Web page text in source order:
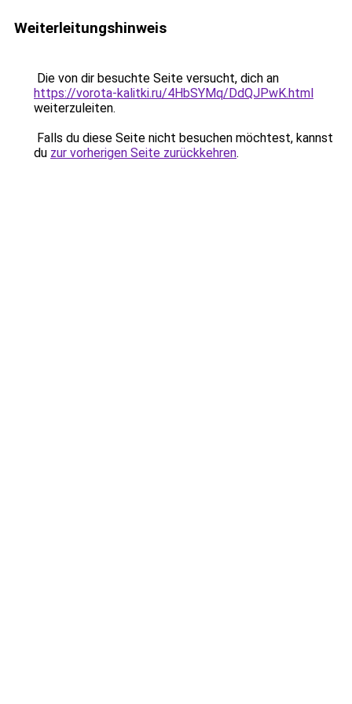
Weiterleitungshinweis
Die von dir besuchte Seite versucht, dich an
https://vorota-kalitki.ru/4HbSYMq/DdQJPwK.html
weiterzuleiten.
Falls du diese Seite nicht besuchen möchtest, kannst
du zur vorherigen Seite zurückkehren.